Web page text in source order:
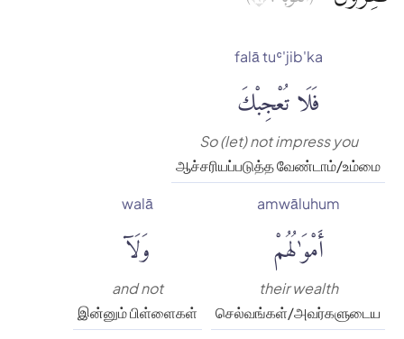
falā tuʿ'jib'ka
فَلَا تُعْجِبْكَ
So (let) not impress you
ஆச்சரியப்படுத்த வேண்டாம்/உம்மை
amwāluhum
أَمْوَٰلُهُمْ
their wealth
செல்வங்கள்/அவர்களுடைய
walā
وَلَآ
and not
இன்னும் பிள்ளைகள்